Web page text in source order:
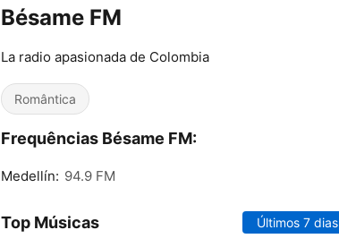
Bésame FM
La radio apasionada de Colombia
Romântica
Frequências Bésame FM:
Medellín: 94.9 FM
Top Músicas Últimos 7 dias